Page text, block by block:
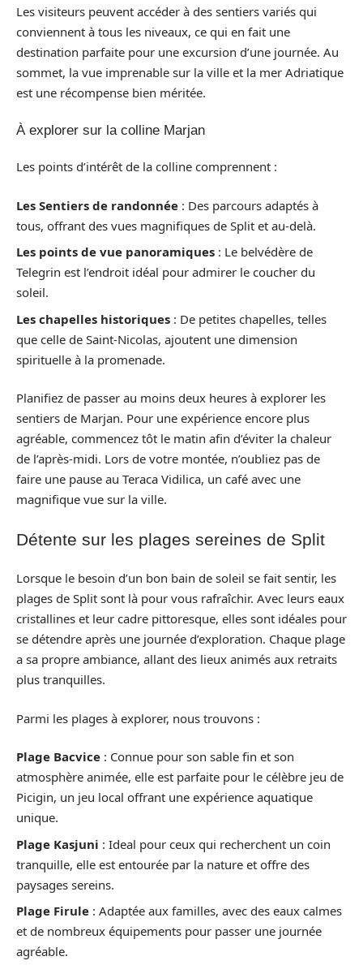
Les visiteurs peuvent accéder à des sentiers variés qui
conviennent à tous les niveaux, ce qui en fait une
destination parfaite pour une excursion d’une journée. Au
sommet, la vue imprenable sur la ville et la mer Adriatique
est une récompense bien méritée.
À explorer sur la colline Marjan
Les points d’intérêt de la colline comprennent :
Les Sentiers de randonnée : Des parcours adaptés à
tous, offrant des vues magnifiques de Split et au-delà.
Les points de vue panoramiques : Le belvédère de
Telegrin est l’endroit idéal pour admirer le coucher du
soleil.
Les chapelles historiques : De petites chapelles, telles
que celle de Saint-Nicolas, ajoutent une dimension
spirituelle à la promenade.
Planifiez de passer au moins deux heures à explorer les
sentiers de Marjan. Pour une expérience encore plus
agréable, commencez tôt le matin afin d’éviter la chaleur
de l’après-midi. Lors de votre montée, n’oubliez pas de
faire une pause au Teraca Vidilica, un café avec une
magnifique vue sur la ville.
Détente sur les plages sereines de Split
Lorsque le besoin d’un bon bain de soleil se fait sentir, les
plages de Split sont là pour vous rafraîchir. Avec leurs eaux
cristallines et leur cadre pittoresque, elles sont idéales pour
se détendre après une journée d’exploration. Chaque plage
a sa propre ambiance, allant des lieux animés aux retraits
plus tranquilles.
Parmi les plages à explorer, nous trouvons :
Plage Bacvice : Connue pour son sable fin et son
atmosphère animée, elle est parfaite pour le célèbre jeu de
Picigin, un jeu local offrant une expérience aquatique
unique.
Plage Kasjuni : Ideal pour ceux qui recherchent un coin
tranquille, elle est entourée par la nature et offre des
paysages sereins.
Plage Firule : Adaptée aux familles, avec des eaux calmes
et de nombreux équipements pour passer une journée
agréable.